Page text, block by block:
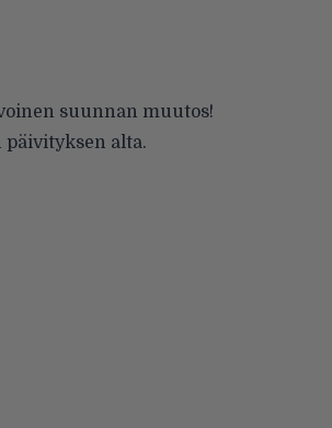
suunnan muutos!
päivityksen alta.